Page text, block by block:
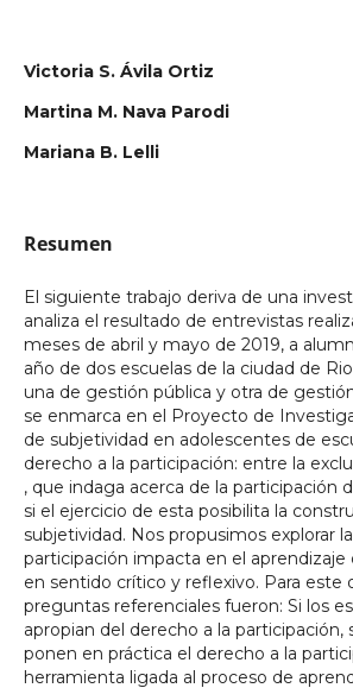
Victoria S. Ávila Ortiz
Martina M. Nava Parodi
Mariana B. Lelli
Resumen
El siguiente trabajo deriva de una
analiza el resultado de entrevistas
meses de abril y mayo de 2019, a
año de dos escuelas de la ciudad de
una de gestión pública y otra de
se enmarca en el Proyecto de
de subjetividad en adolescentes de
derecho a la participación: entre la
, que indaga acerca de la participación
si el ejercicio de esta posibilita la
subjetividad. Nos propusimos explorar
participación impacta en el
en sentido crítico y reflexivo. Para este
preguntas referenciales fueron: Si los
apropian del derecho a la
ponen en práctica el derecho a la
herramienta ligada al proceso de